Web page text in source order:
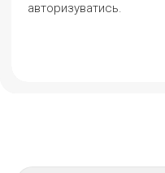
авторизуватись.